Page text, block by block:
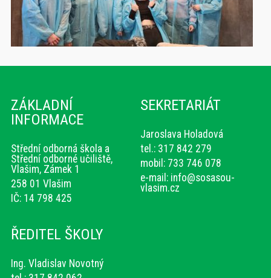
ZÁKLADNÍ
INFORMACE
Střední odborná škola a
Střední odborné učiliště,
Vlašim, Zámek 1
258 01 Vlašim
IČ: 14 798 425
SEKRETARIÁT
Jaroslava Holadová
tel.: 317 842 279
mobil: 733 746 078
e-mail: info@sosasou-
vlasim.cz
ŘEDITEL ŠKOLY
Ing. Vladislav Novotný